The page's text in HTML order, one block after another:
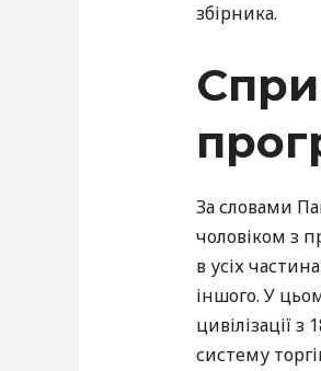
збірника.
За словами
чоловіком з
в усіх
іншого. У
цивілізації
систему